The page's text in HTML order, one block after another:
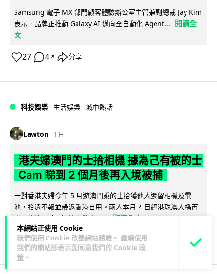
本網站正使用 Cookie
我們使用 Cookie 改善網站體驗。 繼續使用
我們的網站即表示您同意我們的 Cookie 政
策 。
Samsung 電子 MX 部門顧客體驗辦公室主管兼副總裁 Jay Kim
表示，品牌正推動 Galaxy AI 邁向全自動化 Agent...
閱讀全
文
27 4 ↗ 分享
科技娛樂 生活娛樂 城中熱話
Lawton 1 日
港夫婦澳門的士拾相機 據為己有被的士
Cam 睇到 2 個月後再入境被捕
一對香港夫婦今年 5 月遊澳門乘的士拾獲他人遺留相機及電
池，拾遺不報並帶返香港自用。兩人本月 2 日經港珠澳大橋再
次入境澳門時，被治安警察局... 閱讀全文
532 75 ↗ 分享